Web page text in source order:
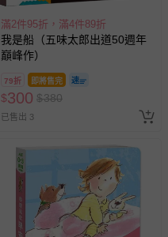
滿2件95折，滿4件89折
我是船（五味太郎出道50週年
巔峰作）
79折 即將售完
$300 $380
已售出 3